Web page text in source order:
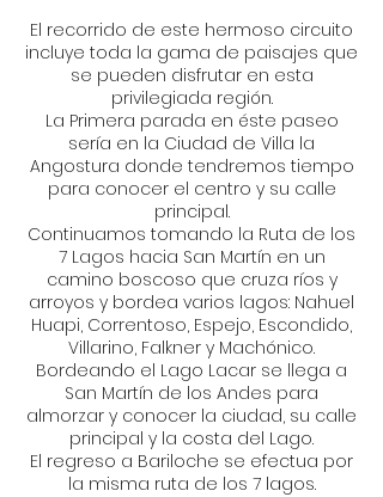
El recorrido de este hermoso circuito
incluye toda la gama de paisajes que
se pueden disfrutar en esta
privilegiada región.
La Primera parada en éste paseo
sería en la Ciudad de Villa la
Angostura donde tendremos tiempo
para conocer el centro y su calle
principal.
Continuamos tomando la Ruta de los
7 Lagos hacia San Martín en un
camino boscoso que cruza ríos y
arroyos y bordea varios lagos: Nahuel
Huapi, Correntoso, Espejo, Escondido,
Villarino, Falkner y Machónico.
Bordeando el Lago Lacar se llega a
San Martín de los Andes para
almorzar y conocer la ciudad, su calle
principal y la costa del Lago.
El regreso a Bariloche se efectua por
la misma ruta de los 7 lagos.